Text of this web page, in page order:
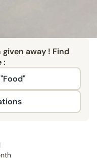
away ! Find
: